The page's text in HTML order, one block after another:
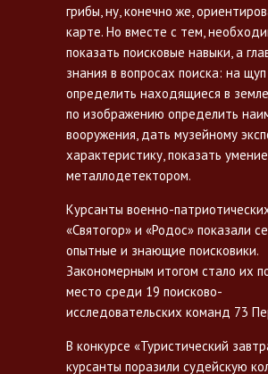
грибы, ну, конечно же,
карте. Но вместе с тем,
показать поисковые навыки, а
знания в вопросах поиска: на щуп
определить находящиеся в
по изображению определить
вооружения, дать музейному
характеристику, показать
металлодетектором.
Курсанты военно-
«Святогор» и «Родос» показали
опытные и знающие поисковики.
Закономерным итогом стало их
место среди 19 поисково-
исследовательских команд 73
В конкурсе «Туристический
курсанты поразили судейскую